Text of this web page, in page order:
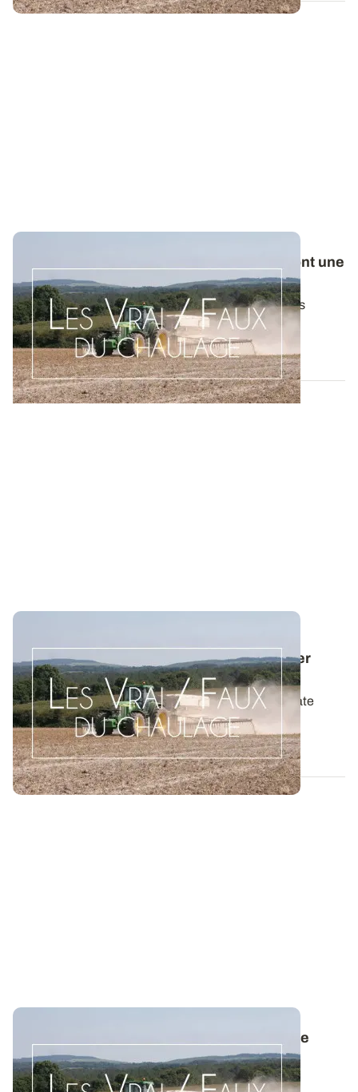
Les Vrai/Faux du chaulage - Les cultures ont une
sensibilité différente à l’acidité
En pH acide, l’aluminium devient toxique. Certaines
espèces sont particulièrement...
24 OCT. 2019
Les couverts végétaux contribuent à limiter
l’acidification du sol
La mise en place de couverts végétaux piège à nitrate
durant l’interculture contribue à...
14 OCT. 2021
Les Vrai/Faux du chaulage - En chaulage de
redressement urgent, privilégier des
amendements à vitesse d’action rapide